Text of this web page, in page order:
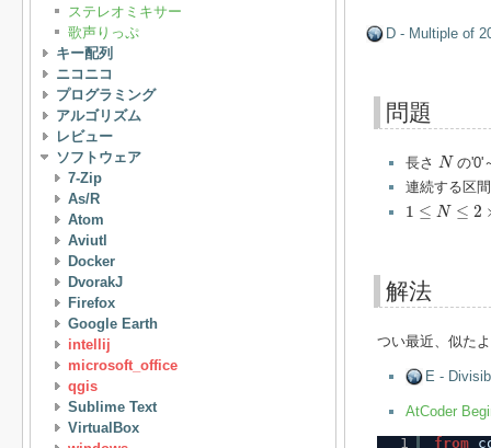
ステレオミキサー
歌声りっぷ
キー配列
ニコニコ
プログラミング
アルゴリズム
レビュー
ソフトウェア
7-Zip
As/R
Atom
Aviutl
Docker
DvorakJ
Firefox
Google Earth
intellij
microsoft_office
qgis
Sublime Text
VirtualBox
D - Multiple of
問題
長さ N
N の'0'
連続する区
1 ≤ N ≤ 2
1 N ≤2 105
解法
つい最近、似た
E -
AtCoder
1
from